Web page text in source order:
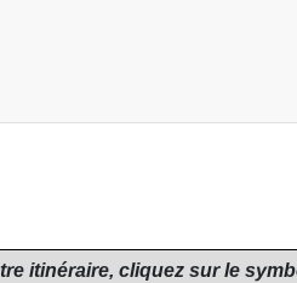
itinéraire, cliquez sur le